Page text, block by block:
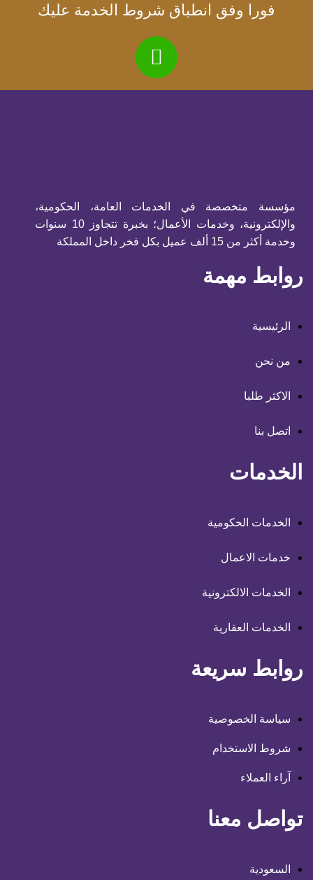
فورا وفق انطباق شروط الخدمة عليك
مؤسسة متخصصة في الخدمات العامة، الحكومية،
والإلكترونية، وخدمات الأعمال؛ بخبرة تتجاوز 10 سنوات
وخدمة أكثر من 15 ألف عميل بكل فخر داخل المملكة
روابط مهمة
الرئيسية
من نحن
الاكثر طلبا
اتصل بنا
الخدمات
الخدمات الحكومية
خدمات الاعمال
الخدمات الالكترونية
الخدمات العقارية
روابط سريعة
سياسة الخصوصية
شروط الاستخدام
آراء العملاء
تواصل معنا
السعودية